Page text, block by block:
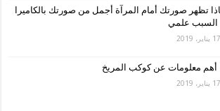
تظهر صورتك أمام المرآة أجمل من صورتك بالكاميرا
السبب علمي
17 يناير، 2019
17 يناير، 2019